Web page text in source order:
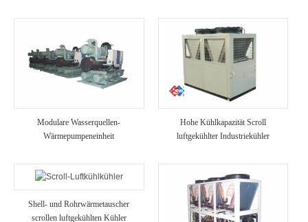
Modulare Wasserquellen-
Wärmepumpeneinheit
Hohe Kühlkapazität Scroll
luftgekühlter Industriekühler
Shell- und Rohrwärmetauscher
scrollen luftgekühlten Kühler